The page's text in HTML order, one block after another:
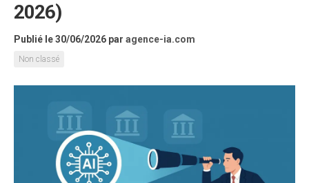
2026)
Publié le 30/06/2026 par agence-ia.com
Non classé